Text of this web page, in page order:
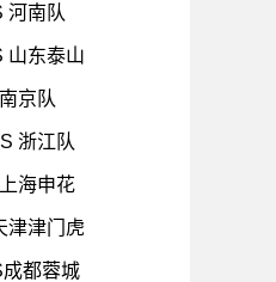
河南队
山东泰山
京队
浙江队
海申花
津津门虎
都蓉城